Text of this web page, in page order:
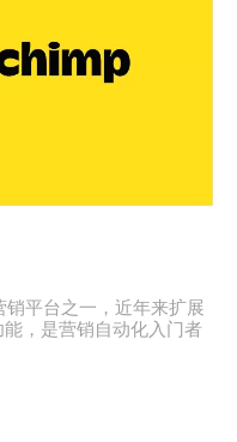
平台之一，近年来扩展
，是营销自动化入门者